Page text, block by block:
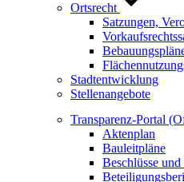
Ortsrecht
Satzungen,
Stadtentwicklung
Stellenangebote
Transparenz-Portal
Aktenplan
Bauleitpläne
Beschlüsse